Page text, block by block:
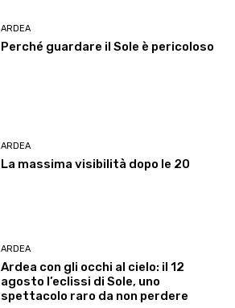
ARDEA
Perché guardare il Sole è pericoloso
ARDEA
La massima visibilità dopo le 20
ARDEA
Ardea con gli occhi al cielo: il 12
agosto l’eclissi di Sole, uno
spettacolo raro da non perdere